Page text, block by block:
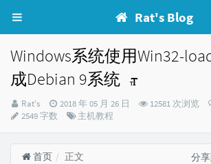
Rat's Blog
Windows系统使用Win32-
成Debian 9系统
博
主：
Rat's
发
布
2018 年 05 月 26 日 12581 次浏览
2549 字数
分
主机教程
首页 正文 分享